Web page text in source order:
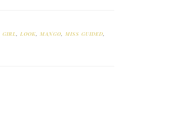
GIRL, LOOK, MANGO, MISS GUIDED,